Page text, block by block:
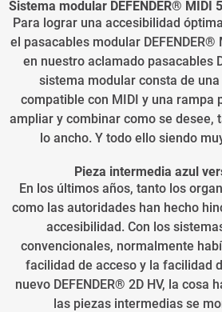
Sistema modular DEFENDER® MIDI
Para lograr una accesibilidad
el pasacables modular DEFENDER®
en nuestro aclamado pasacables
sistema modular consta de
compatible con MIDI y una rampa
ampliar y combinar como se desee,
lo ancho. Y todo ello siendo
Pieza intermedia azul
En los últimos años, tanto los
como las autoridades han hecho
accesibilidad. Con los
convencionales, normalmente
facilidad de acceso y la facilidad
nuevo DEFENDER® 2D HV, la cosa
las piezas intermedias se